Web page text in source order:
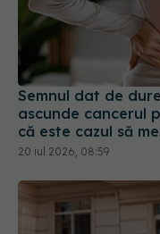
Semnul dat de
ascunde cancerul
că este cazul să
20 iul 2026, 08:59